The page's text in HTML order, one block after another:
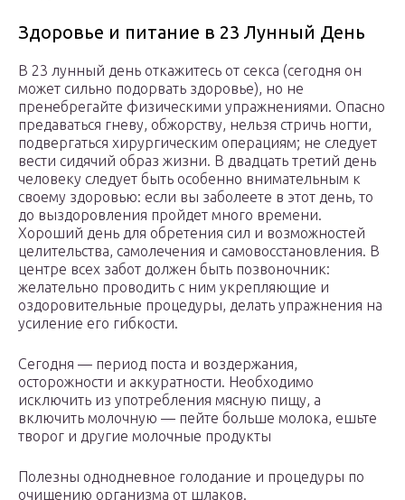
Здоровье и питание в 23 Лунный День
В 23 лунный день откажитесь от секса (сегодня он
может сильно подорвать здоровье), но не
пренебрегайте физическими упражнениями. Опасно
предаваться гневу, обжорству, нельзя стричь ногти,
подвергаться хирургическим операциям; не следует
вести сидячий образ жизни. В двадцать третий день
человеку следует быть особенно внимательным к
своему здоровью: если вы заболеете в этот день, то
до выздоровления пройдет много времени.
Хороший день для обретения сил и возможностей
целительства, самолечения и самовосстановления. В
центре всех забот должен быть позвоночник:
желательно проводить с ним укрепляющие и
оздоровительные процедуры, делать упражнения на
усиление его гибкости.
Сегодня — период поста и воздержания,
осторожности и аккуратности. Необходимо
исключить из употребления мясную пищу, а
включить молочную — пейте больше молока, ешьте
творог и другие молочные продукты
Полезны однодневное голодание и процедуры по
очищению организма от шлаков.